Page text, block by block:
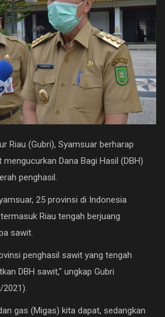
Riau (Gubri), Syamsuar berharap
Dana Bagi Hasil (DBH)
penghasil.
25 provinsi di Indonesia
Riau tengah berjuang
sawit.
penghasil sawit yang tengah
DBH sawit," ungkap Gubri
gas (Migas) kita dapat, sedangkan